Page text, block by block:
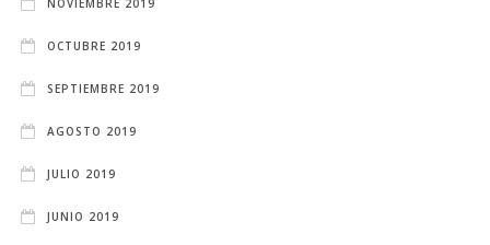
OCTUBRE 2019
SEPTIEMBRE 2019
AGOSTO 2019
JULIO 2019
JUNIO 2019